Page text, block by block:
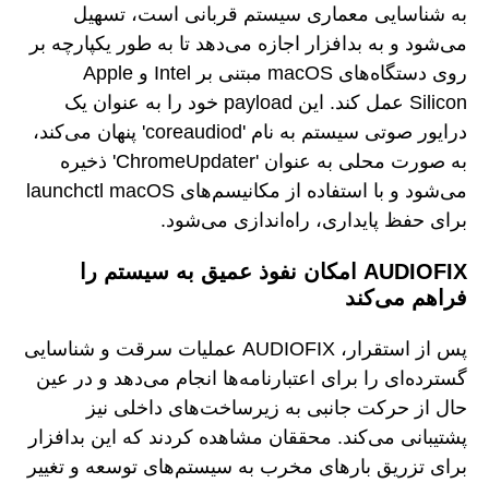
به شناسایی معماری سیستم قربانی است، تسهیل
می‌شود و به بدافزار اجازه می‌دهد تا به طور یکپارچه بر
روی دستگاه‌های macOS مبتنی بر Intel و Apple
Silicon عمل کند. این payload خود را به عنوان یک
درایور صوتی سیستم به نام 'coreaudiod' پنهان می‌کند،
به صورت محلی به عنوان 'ChromeUpdater' ذخیره
می‌شود و با استفاده از مکانیسم‌های launchctl macOS
برای حفظ پایداری، راه‌اندازی می‌شود.
AUDIOFIX امکان نفوذ عمیق به سیستم را
فراهم می‌کند
پس از استقرار، AUDIOFIX عملیات سرقت و شناسایی
گسترده‌ای را برای اعتبارنامه‌ها انجام می‌دهد و در عین
حال از حرکت جانبی به زیرساخت‌های داخلی نیز
پشتیبانی می‌کند. محققان مشاهده کردند که این بدافزار
برای تزریق بارهای مخرب به سیستم‌های توسعه و تغییر